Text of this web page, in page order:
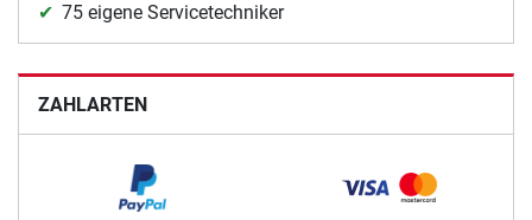
75 eigene Servicetechniker
ZAHLARTEN